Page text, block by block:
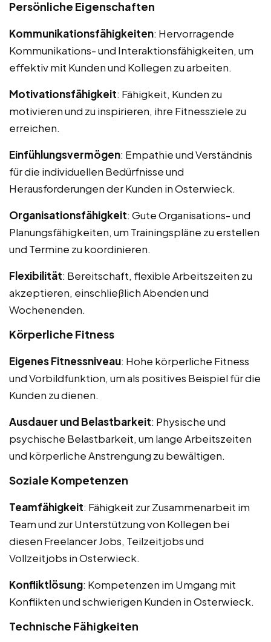
Persönliche Eigenschaften
Kommunikationsfähigkeiten: Hervorragende
Kommunikations- und Interaktionsfähigkeiten, um
effektiv mit Kunden und Kollegen zu arbeiten.
Motivationsfähigkeit: Fähigkeit, Kunden zu
motivieren und zu inspirieren, ihre Fitnessziele zu
erreichen.
Einfühlungsvermögen: Empathie und Verständnis
für die individuellen Bedürfnisse und
Herausforderungen der Kunden in Osterwieck.
Organisationsfähigkeit: Gute Organisations- und
Planungsfähigkeiten, um Trainingspläne zu erstellen
und Termine zu koordinieren.
Flexibilität: Bereitschaft, flexible Arbeitszeiten zu
akzeptieren, einschließlich Abenden und
Wochenenden.
Körperliche Fitness
Eigenes Fitnessniveau: Hohe körperliche Fitness
und Vorbildfunktion, um als positives Beispiel für die
Kunden zu dienen.
Ausdauer und Belastbarkeit: Physische und
psychische Belastbarkeit, um lange Arbeitszeiten
und körperliche Anstrengung zu bewältigen.
Soziale Kompetenzen
Teamfähigkeit: Fähigkeit zur Zusammenarbeit im
Team und zur Unterstützung von Kollegen bei
diesen Freelancer Jobs, Teilzeitjobs und
Vollzeitjobs in Osterwieck.
Konfliktlösung: Kompetenzen im Umgang mit
Konflikten und schwierigen Kunden in Osterwieck.
Technische Fähigkeiten